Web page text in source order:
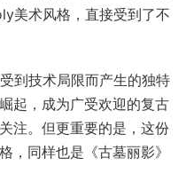
美术风格，直接受到了不
技术局限而产生的独特
起，成为广受欢迎的复古
注。但更重要的是，这份
，同样也是《古墓丽影》